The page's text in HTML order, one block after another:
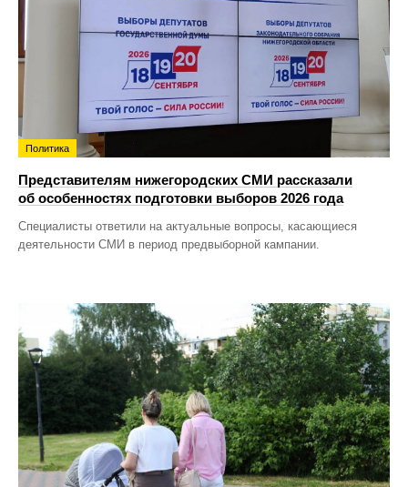
Политика
Представителям нижегородских СМИ рассказали
об особенностях подготовки выборов 2026 года
Специалисты ответили на актуальные вопросы, касающиеся
деятельности СМИ в период предвыборной кампании.